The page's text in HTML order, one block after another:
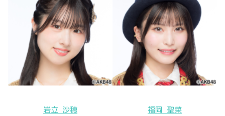
岩立 沙穂 福岡 聖菜